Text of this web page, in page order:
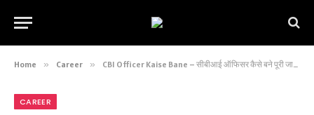
Home » Career » CBI Officer Kaise Bane – सीबीआई ऑफिसर कैसे बने पूरी जानकारी
CAREER